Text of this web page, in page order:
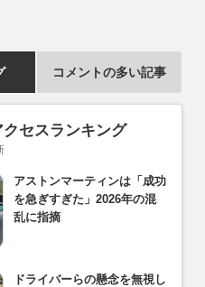
コメントの多い記事
セスランキング
アストンマーティンは「成功
を急ぎすぎた」2026年の混
乱に指摘
ドライバーらの懸念を無視し